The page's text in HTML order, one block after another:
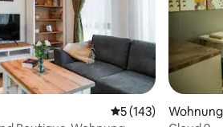
Durchschnittliche
5 (143)
Wohnung